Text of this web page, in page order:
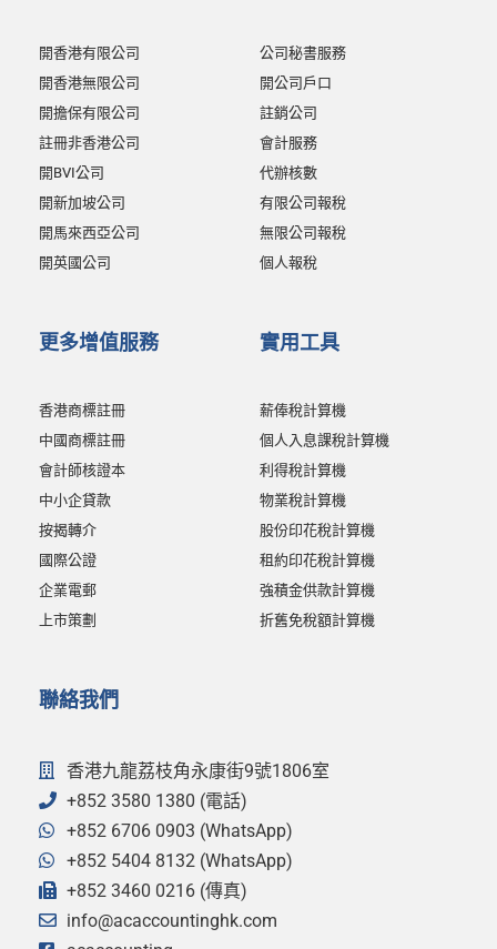
開香港有限公司
開香港無限公司
開擔保有限公司
註冊非香港公司
開BVI公司
開新加坡公司
開馬來西亞公司
開英國公司
公司秘書服務
開公司戶口
註銷公司
會計服務
代辦核數
有限公司報稅
無限公司報稅
個人報稅
更多增值服務
香港商標註冊
中國商標註冊
會計師核證本
中小企貸款
按揭轉介
國際公證
企業電郵
上市策劃
實用工具
薪俸稅計算機
個人入息課稅計算機
利得稅計算機
物業稅計算機
股份印花稅計算機
租約印花稅計算機
強積金供款計算機
折舊免稅額計算機
聯絡我們
香港九龍荔枝角永康街9號1806室
+852 3580 1380 (電話)
+852 6706 0903 (WhatsApp)
+852 5404 8132 (WhatsApp)
+852 3460 0216 (傳真)
info@acaccountinghk.com